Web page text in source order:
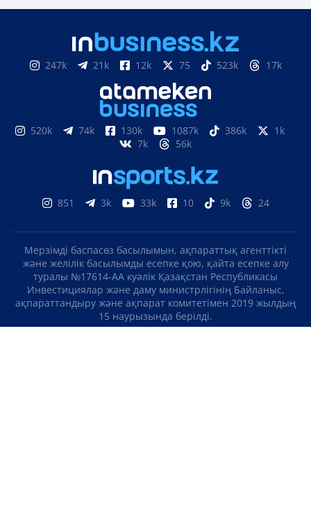
247k 21k 12k 75 523k 17k
520k 74k 130k 1087k 386k
1k
7k
56k
851 3k 33k 10 9k 24
Мерзімді баспасөз басылымын, ақпараттық агенттікті
және желілік басылымды есепке қою, қайта есепке алу
туралы №17614-АА куәлік Қазақстан Республикасы
Инвестициялар және даму министрлігінің Байланыс,
ақпараттандыру және ақпарат комитетімен 2019 жылдың
15 наурызында берілді.